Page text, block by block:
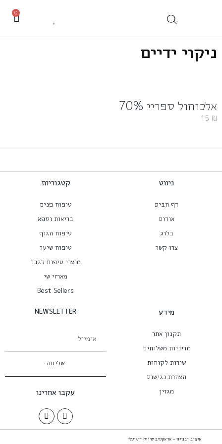
0
ניקוי ידיים
אלכוהול ספריי 70%
15 ₪
ניווט
דף הבית
אודות
בלוג
צרו קשר
קטגוריות
טיפוח פנים
בריאות וספא
טיפוח הגוף
טיפוח שיער
מוצרי טיפוח לגבר
מארזי שי
Best Sellers
מידע
תקנון אתר
מדיניות משלוחים
שירות לקוחות
הצהרת נגישות
מגזין
NEWSLETTER
שליחה
עקבו אחרינו
עיצוב ובנייה – אדאקטיב שיווק דיגיטלי